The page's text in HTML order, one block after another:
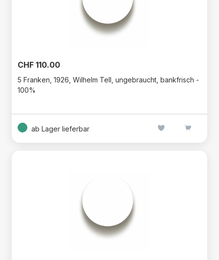
CHF 110.00
5 Franken, 1926, Wilhelm Tell, ungebraucht, bankfrisch -
100%
ab Lager lieferbar